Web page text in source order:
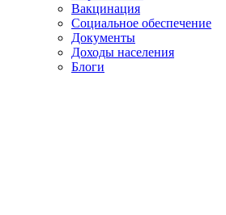
Вакцинация
Социальное обеспечение
Документы
Доходы населения
Блоги